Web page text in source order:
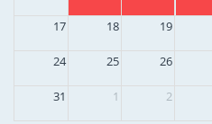
17 18 19
24 25 26
31 1 2